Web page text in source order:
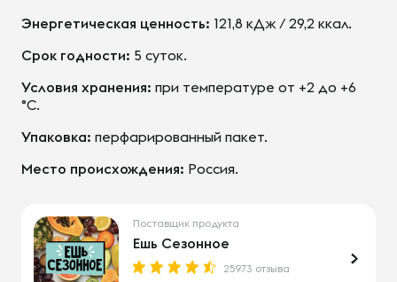
Энергетическая ценность: 121,8 кДж / 29,2 ккал.
Срок годности: 5 суток.
Условия хранения: при температуре от +2 до +6
°С.
Упаковка: перфарированный пакет.
Место происхождения: Россия.
Поставщик продукта
Ешь Сезонное
25973 отзыва